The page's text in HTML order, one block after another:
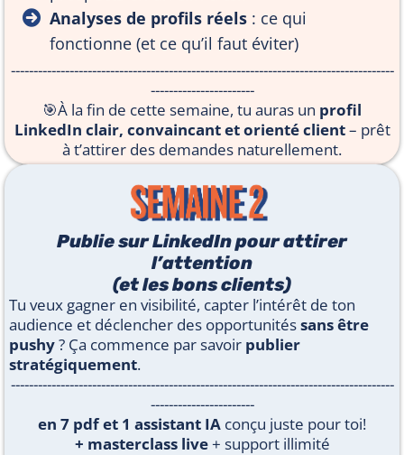
Analyses de profils réels : ce qui
fonctionne (et ce qu’il faut éviter)
-------------------------------------------------------------------------------------
-----------------------
🎯À la fin de cette semaine, tu auras un profil
LinkedIn clair, convaincant et orienté client– prêt
à t’attirer des demandes naturellement.
Publie sur LinkedIn pour attirer
l’attention
(et les bons clients)
Tu veux gagner en visibilité, capter l’intérêt de ton
audience et déclencher des opportunitéssans être
pushy? Ça commence par savoir publier
stratégiquement.
-------------------------------------------------------------------------------------
-----------------------
en 7 pdf et 1 assistant IA conçu juste pour toi!
+ masterclass live+ support illimité